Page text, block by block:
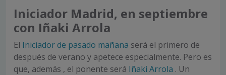
Iniciador Madrid, en septiembre
con Iñaki Arrola
El Iniciador de pasado mañana será el primero de
después de verano y apetece especialmente. Pero es
que, además , el ponente será Iñaki Arrola . Un